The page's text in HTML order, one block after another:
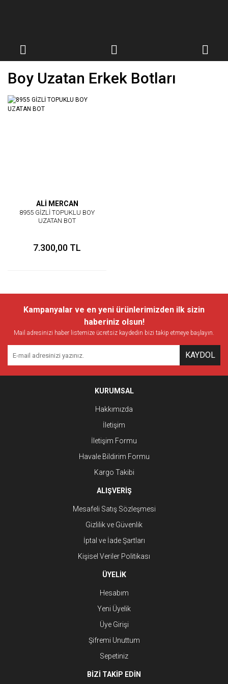
Boy Uzatan Erkek Botları
ALİ MERCAN
8955 GİZLİ TOPUKLU BOY
UZATAN BOT
7.300,00 TL
Kampanyalar ve en yeni ürünlerimizden ilk sizin
haberiniz olsun!
Mail adresinizi haber listemize ücretsiz kaydedin bizi takip etmeye başlayın.
KAYDOL
KURUMSAL
Hakkımızda
İletişim
İletişim Formu
Havale Bildirim Formu
Kargo Takibi
ALIŞVERİŞ
Mesafeli Satış Sözleşmesi
Gizlilik ve Güvenlik
İptal ve İade Şartları
Kişisel Veriler Politikası
ÜYELİK
Hesabım
Yeni Üyelik
Üye Girişi
Şifremi Unuttum
Sepetiniz
BİZİ TAKİP EDİN